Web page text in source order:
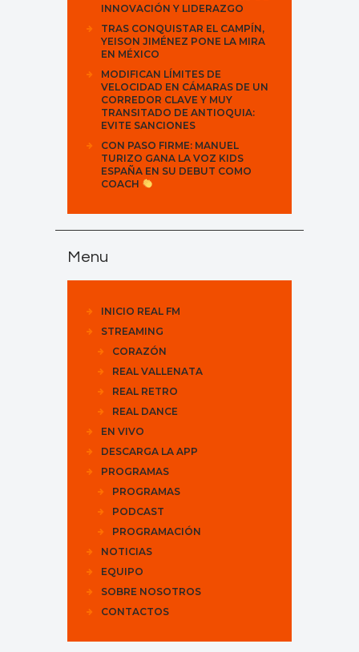
INNOVACIÓN Y LIDERAZGO
TRAS CONQUISTAR EL CAMPÍN,
YEISON JIMÉNEZ PONE LA MIRA
EN MÉXICO
MODIFICAN LÍMITES DE
VELOCIDAD EN CÁMARAS DE UN
CORREDOR CLAVE Y MUY
TRANSITADO DE ANTIOQUIA:
EVITE SANCIONES
CON PASO FIRME: MANUEL
TURIZO GANA LA VOZ KIDS
ESPAÑA EN SU DEBUT COMO
COACH
Menu
INICIO REAL FM
STREAMING
CORAZÓN
REAL VALLENATA
REAL RETRO
REAL DANCE
EN VIVO
DESCARGA LA APP
PROGRAMAS
PROGRAMAS
PODCAST
PROGRAMACIÓN
NOTICIAS
EQUIPO
SOBRE NOSOTROS
CONTACTOS